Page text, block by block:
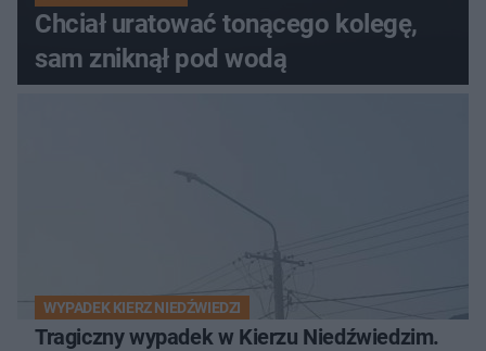
Chciał uratować tonącego kolegę,
sam zniknął pod wodą
WYPADEK KIERZ NIEDŹWIEDZI
Tragiczny wypadek w Kierzu Niedźwiedzim.